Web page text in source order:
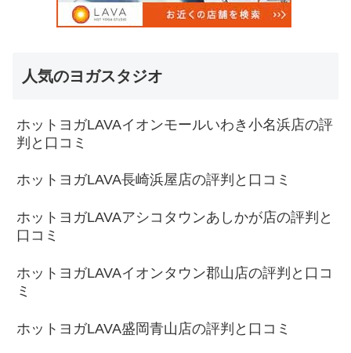
人気のヨガスタジオ
ホットヨガLAVAイオンモールいわき小名浜店の評
判と口コミ
ホットヨガLAVA長崎浜屋店の評判と口コミ
ホットヨガLAVAアシコタウンあしかが店の評判と
口コミ
ホットヨガLAVAイオンタウン郡山店の評判と口コ
ミ
ホットヨガLAVA盛岡青山店の評判と口コミ